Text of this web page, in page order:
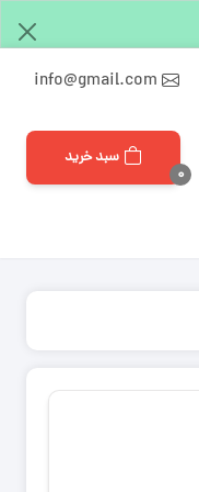
info@gmail.com
سبد خرید
۰